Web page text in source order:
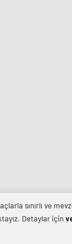
sınırlı ve
Detaylar için